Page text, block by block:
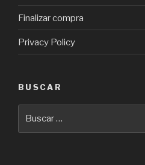
Finalizar compra
Privacy Policy
BUSCAR